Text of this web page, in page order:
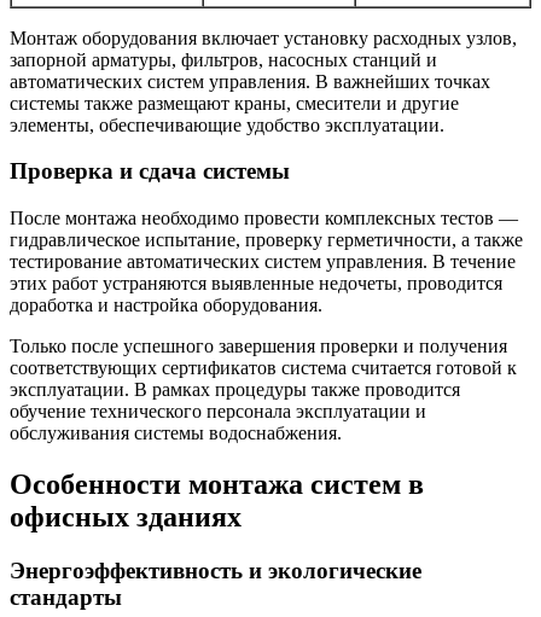
Монтаж оборудования включает установку расходных узлов,
запорной арматуры, фильтров, насосных станций и
автоматических систем управления. В важнейших точках
системы также размещают краны, смесители и другие
элементы, обеспечивающие удобство эксплуатации.
Проверка и сдача системы
После монтажа необходимо провести комплексных тестов —
гидравлическое испытание, проверку герметичности, а также
тестирование автоматических систем управления. В течение
этих работ устраняются выявленные недочеты, проводится
доработка и настройка оборудования.
Только после успешного завершения проверки и получения
соответствующих сертификатов система считается готовой к
эксплуатации. В рамках процедуры также проводится
обучение технического персонала эксплуатации и
обслуживания системы водоснабжения.
Особенности монтажа систем в
офисных зданиях
Энергоэффективность и экологические
стандарты